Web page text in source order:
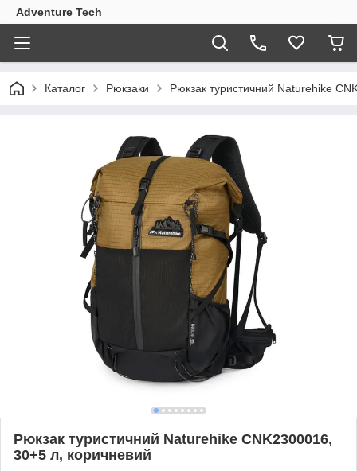
Adventure Tech
Каталог Рюкзаки Рюкзак туристичний Naturehike
Рюкзак туристичний Naturehike CNK2300016,
30+5 л, коричневий